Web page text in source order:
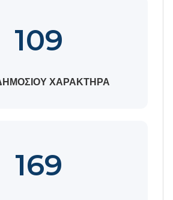
109
ΧΑΡΑΚΤΗΡΑ
169